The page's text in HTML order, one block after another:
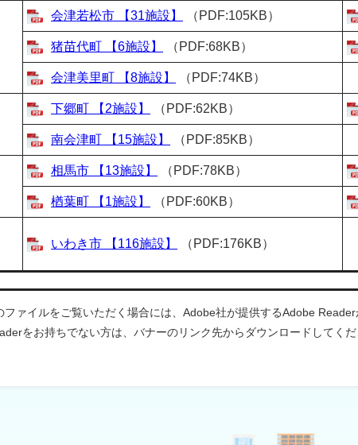
会津若松市 【31施設】 （PDF:105KB）
猪苗代町 【6施設】 （PDF:68KB）
会津美里町 【8施設】 （PDF:74KB）
下郷町 【2施設】 （PDF:62KB）
南会津町 【15施設】 （PDF:85KB）
相馬市 【13施設】 （PDF:78KB）
楢葉町 【1施設】 （PDF:60KB）
いわき市 【116施設】 （PDF:176KB）
ファイルをご覧いただく場合には、Adobe社が提供するAdobe Reader
をお持ちでない方は、バナーのリンク先からダウンロードしてくだ